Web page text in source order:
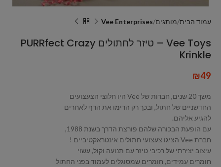
עמוד הבית מותגים Vee Enterprises
Vee Toys – טיזר לחתולים PURRfect Crazy
Krinkle
₪49
משך 20 שנים, חברות של Vee היו חלוצי הצעצועים
החדשניים של חתול, ובכך רק הרימו את הרף לאחרים
להגיע אליהם.
עם הופעת הבכורה שלהם פורצת הדרך בשנת 1988,
חברת Vee הציגו צעצועי חתולים אינטראקטיביים !
עיצוב יצירתי של רכיבי טיזר עם תנועה וקול, עשוי
חומרים עמידים, חומרים שמסוגלים לעמוד בפני החתול